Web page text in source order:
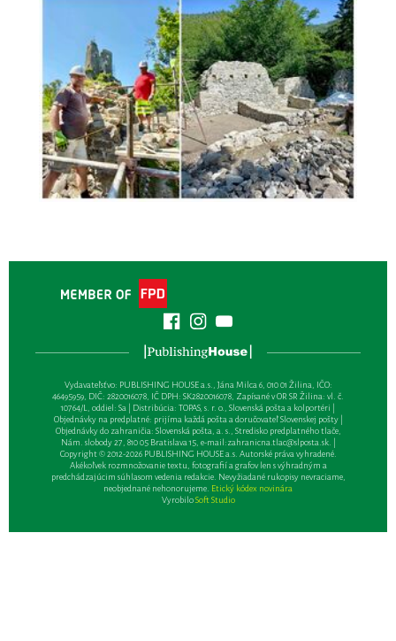
Vydavateľsťvo: PUBLISHING HOUSE a.s., Jána Milca 6, 010 01 Žilina, IČO:
46495959, DIČ: 2820016078, IČ DPH: SK2820016078, Zapísané v OR SR Žilina: vl. č.
10764/L, oddiel: Sa | Distribúcia: TOPAS, s. r. o., Slovenská pošta a kolportéri |
Objednávky na predplatné: prijíma každá pošta a doručovateľ Slovenskej pošty |
Objednávky do zahraničia: Slovenská pošta, a. s., Stredisko predplatného tlače,
Nám. slobody 27, 810 05 Bratislava 15, e-mail:zahranicna.tlac@slposta.sk. |
Copyright © 2012-2026 PUBLISHING HOUSE a.s. Autorské práva vyhradené.
Akékoľvek rozmnožovanie textu, fotografií a grafov len s výhradným a
predchádzajúcim súhlasom vedenia redakcie. Nevyžiadané rukopisy nevraciame,
neobjednané nehonorujeme. Etický kódex novinára
VyrobiloSoft Studio